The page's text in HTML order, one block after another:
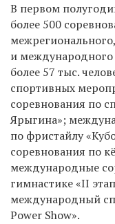
В первом
более 500
и международного
более 57 тыс.
спортивных
соревнования по
Ярыгина»;
по фристайлу
соревнования по
международные
гимнастике «II
международный
Power Show».